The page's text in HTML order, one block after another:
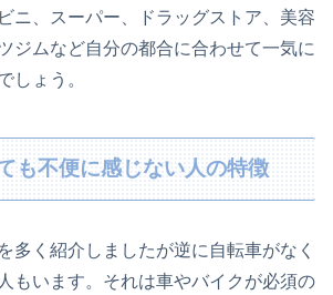
ニ、スーパー、ドラッグストア、美容
ジムなど自分の都合に合わせて一気に
しょう。
も不便に感じない人の特徴
多く紹介しましたが逆に自転車がなく
もいます。それは車やバイクが必須の